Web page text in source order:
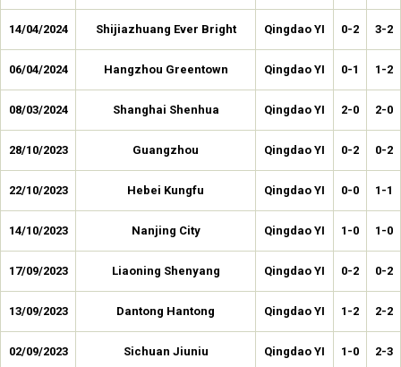
14/04/2024 Shijiazhuang Ever Bright Qingdao YI 0-2 3-2
06/04/2024 Hangzhou Greentown Qingdao YI 0-1 1-2
08/03/2024 Shanghai Shenhua Qingdao YI 2-0 2-0
28/10/2023 Guangzhou Qingdao YI 0-2 0-2
22/10/2023 Hebei Kungfu Qingdao YI 0-0 1-1
14/10/2023 Nanjing City Qingdao YI 1-0 1-0
17/09/2023 Liaoning Shenyang Qingdao YI 0-2 0-2
13/09/2023 Dantong Hantong Qingdao YI 1-2 2-2
02/09/2023 Sichuan Jiuniu Qingdao YI 1-0 2-3